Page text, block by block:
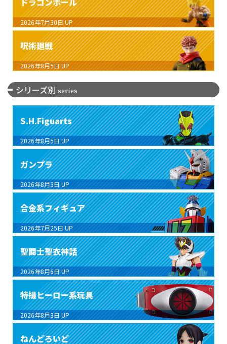
2026年7月30日 UP
呪術廻戦
2026年8月5日 UP
シリーズ別 series
S.H.Figuarts
2026年8月5日 UP
ガンプラ
2026年8月3日 UP
合金系フィギュア
2026年7月25日 UP
聖闘士聖衣神話
2026年8月6日 UP
特撮ヒーロー系玩具
2026年8月3日 UP
ねんどろいど